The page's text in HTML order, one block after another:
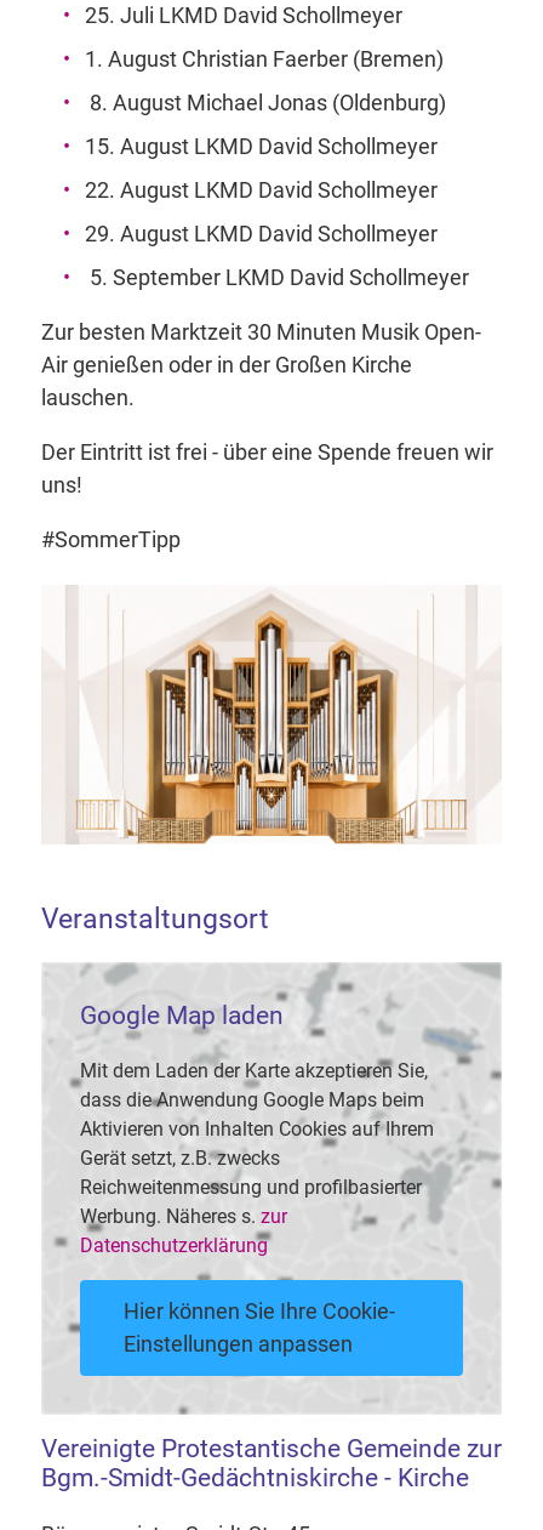
25. Juli LKMD David Schollmeyer
1. August Christian Faerber (Bremen)
8. August Michael Jonas (Oldenburg)
15. August LKMD David Schollmeyer
22. August LKMD David Schollmeyer
29. August LKMD David Schollmeyer
5. September LKMD David Schollmeyer
Zur besten Marktzeit 30 Minuten Musik Open-
Air genießen oder in der Großen Kirche
lauschen.
Der Eintritt ist frei - über eine Spende freuen wir
uns!
#SommerTipp
Veranstaltungsort
Google Map laden
Mit dem Laden der Karte akzeptieren Sie,
dass die Anwendung Google Maps beim
Aktivieren von Inhalten Cookies auf Ihrem
Gerät setzt, z.B. zwecks
Reichweitenmessung und profilbasierter
Werbung. Näheres s. zur
Datenschutzerklärung
Hier können Sie Ihre Cookie-
Einstellungen anpassen
Vereinigte Protestantische Gemeinde zur
Bgm.-Smidt-Gedächtniskirche - Kirche